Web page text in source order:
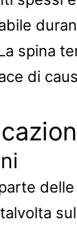
spina
di